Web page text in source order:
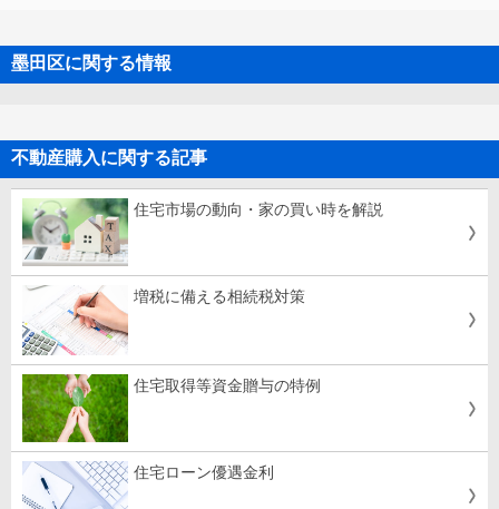
墨田区に関する情報
不動産購入に関する記事
住宅市場の動向・家の買い時を解説
増税に備える相続税対策
住宅取得等資金贈与の特例
住宅ローン優遇金利